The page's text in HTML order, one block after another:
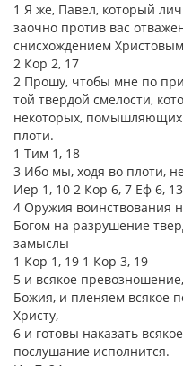
1 Я же, Павел, который
заочно против вас
снисхождением
2 Кор 2, 17
2 Прошу, чтобы мне по
той твердой смелости,
некоторых, помышляющих
плоти.
1 Тим 1, 18
3 Ибо мы, ходя во плоти,
Иер 1, 10 2 Кор 6, 7 Еф 6, 13
4 Оружия воинствования
Богом на разрушение
замыслы
1 Кор 1, 19 1 Кор 3, 19
5 и всякое
Божия, и пленяем всякое
Христу,
6 и готовы наказать
послушание исполнится.